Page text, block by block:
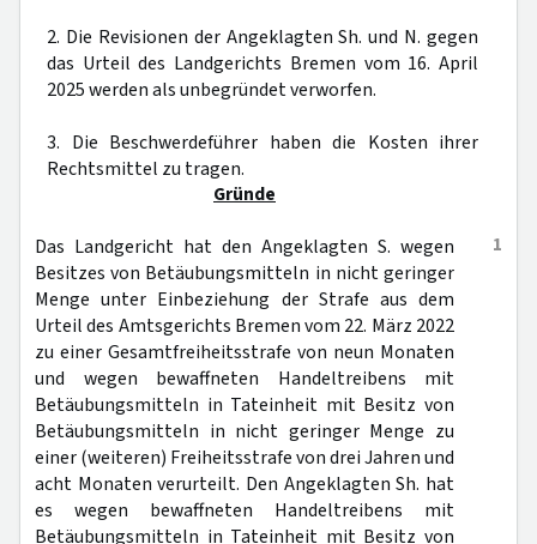
2. Die Revisionen der Angeklagten Sh. und N. gegen
das Urteil des Landgerichts Bremen vom 16. April
2025 werden als unbegründet verworfen.
3. Die Beschwerdeführer haben die Kosten ihrer
Rechtsmittel zu tragen.
Gründe
1
Das Landgericht hat den Angeklagten S. wegen
Besitzes von Betäubungsmitteln in nicht geringer
Menge unter Einbeziehung der Strafe aus dem
Urteil des Amtsgerichts Bremen vom 22. März 2022
zu einer Gesamtfreiheitsstrafe von neun Monaten
und wegen bewaffneten Handeltreibens mit
Betäubungsmitteln in Tateinheit mit Besitz von
Betäubungsmitteln in nicht geringer Menge zu
einer (weiteren) Freiheitsstrafe von drei Jahren und
acht Monaten verurteilt. Den Angeklagten Sh. hat
es wegen bewaffneten Handeltreibens mit
Betäubungsmitteln in Tateinheit mit Besitz von